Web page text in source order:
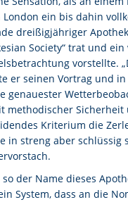
London ein bis dahin
dreißigjähriger
Society“ trat und
vorstellte.
er seinen Vortrag und
genauester
methodischer Sicherheit
Kriterium die
in streng aber schlüssig
so der Name dieses
System, dass an die